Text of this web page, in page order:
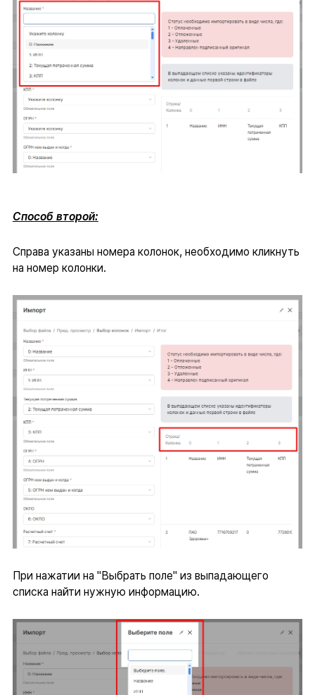
Способ второй:
Справа указаны номера колонок, необходимо кликнуть
на номер колонки.
При нажатии на "Выбрать поле" из выпадающего
списка найти нужную информацию.